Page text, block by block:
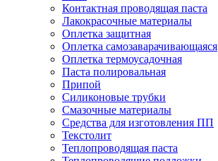
Контактная проводящая паста
Лакокрасочные материалы
Оплетка защитная
Оплетка самозаварачивающаяся
Оплетка термоусадочная
Паста полировальная
Припой
Силиконовые трубки
Смазочные материалы
Средства для изготовления ПП
Текстолит
Теплопроводящая паста